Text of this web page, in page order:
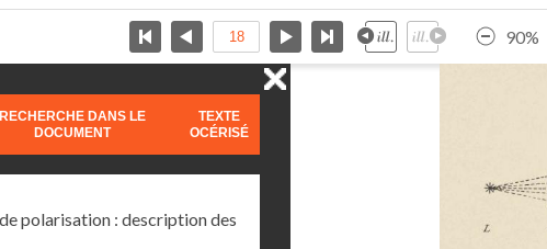
90%
RECHERCHE DANS LE
DOCUMENT
TEXTE
OCÉRISÉ
polarisation : description des